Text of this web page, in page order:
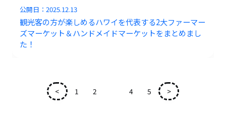
公開日：2025.12.13
観光客の方が楽しめるハワイを代表する2大ファーマー
ズマーケット＆ハンドメイドマーケットをまとめまし
た！
< 1 2 4 5 >